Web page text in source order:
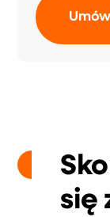
się